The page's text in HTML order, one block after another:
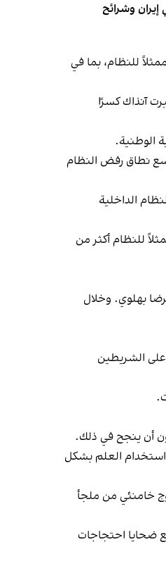
وشرائح
للنظام، بما في
اعتُبرت آنذاك كسرًا
الوطنية.
اتسع نطاق رفض النظام
الداخلية
رأت فيه ممثلاً للنظام أكثر من
بهلوي. وخلال
وعلى الشريطين
أن ينجح في ذلك.
العلم بشكل
خروج خامنئي من ملجأ
ضحايا احتجاجات